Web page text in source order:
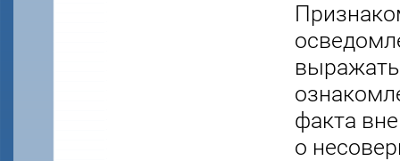
факта
о